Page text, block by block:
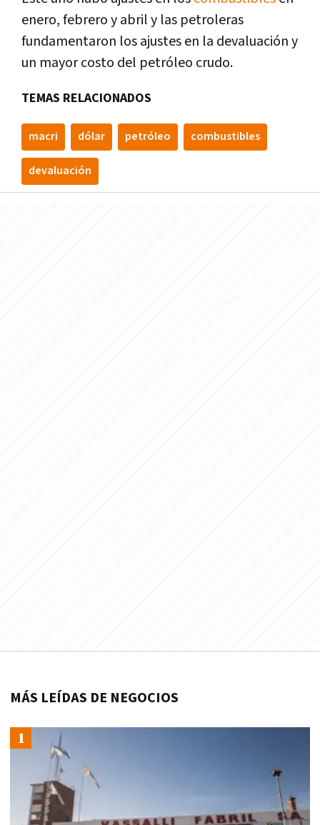
enero, febrero y abril y las petroleras
fundamentaron los ajustes en la devaluación y
un mayor costo del petróleo crudo.
TEMAS RELACIONADOS
macri dólar petróleo combustibles
devaluación
MÁS LEÍDAS DE NEGOCIOS